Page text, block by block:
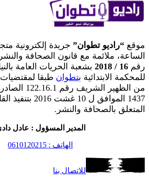
موقع “راديو تطوان” جريدة إلكترونية
الساعة، ملائمة مع قانون الصحافة
رقم 16 / 2018
بشعبة الحريات العامة
للمحكمة الابتدائية بتطوان
المتعلق بالصحافة والنشر.
المدير المسؤول : عادل
الهاتف : 0610120215
للاتصال بنا